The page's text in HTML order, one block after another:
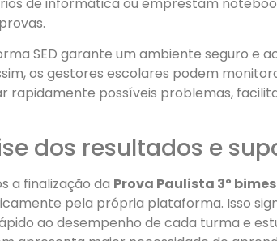
SED garante um ambiente seguro e
os gestores escolares podem
rapidamente possíveis problemas,
dos resultados e
a finalização da Prova Paulista 3º
pela própria plataforma. Isso
ao desempenho de cada turma e